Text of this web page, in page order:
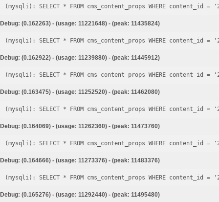
Debug: (0.162263) - (usage: 11221648) - (peak: 11435824)
Debug: (0.162922) - (usage: 11239880) - (peak: 11445912)
Debug: (0.163475) - (usage: 11252520) - (peak: 11462080)
Debug: (0.164069) - (usage: 11262360) - (peak: 11473760)
Debug: (0.164666) - (usage: 11273376) - (peak: 11483376)
Debug: (0.165276) - (usage: 11292440) - (peak: 11495480)